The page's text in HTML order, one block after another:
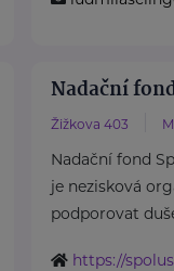
Nadační
Žižkova 403
Nadační fond
je nezisková
podporovat
https://